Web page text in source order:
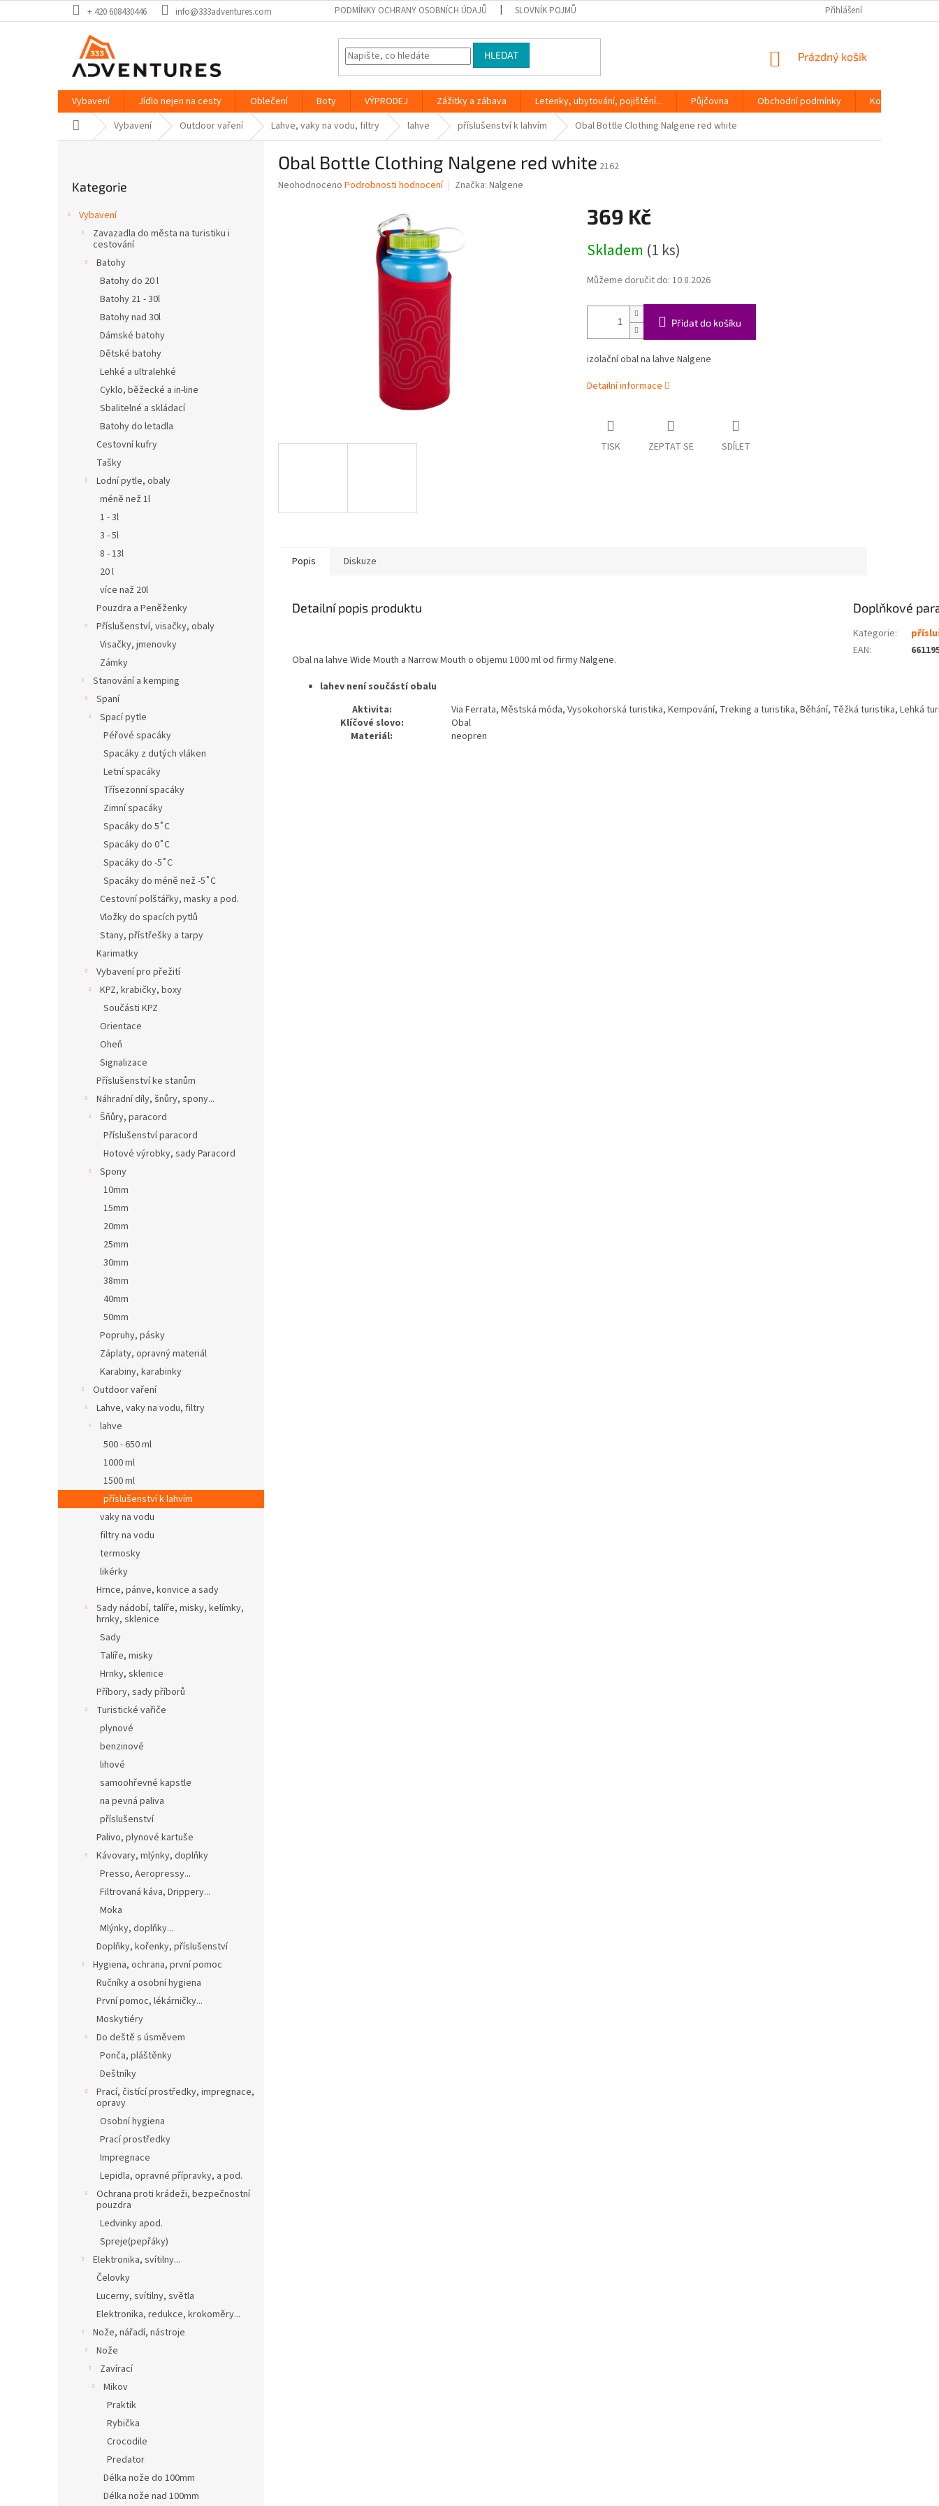
na
+ 420 608430446 info@333adventures.com PODMÍNKY OCHRANY OSOBNÍCH ÚDAJŮ SLOVNÍK POJMŮ Přihlášení
HLEDAT
NÁKUPNÍ
Prázdný košík
Vybavení Jídlo nejen na cesty Oblečení Boty VÝPRODEJ Zážitky a zábava Letenky, ubytování, pojištění... Půjčovna Obchodní podmínky
Kontakty
Domů Vybavení Outdoor vaření Lahve, vaky na vodu, filtry lahve příslušenství k lahvím Obal Bottle Clothing Nalgene red white
kategorie
Kategorie
Vybavení
Zavazadla do města na turistiku i
cestování
Batohy
Batohy do 20 l
Batohy 21 - 30l
Batohy nad 30l
Dámské batohy
Dětské batohy
Lehké a ultralehké
Cyklo, běžecké a in-line
Sbalitelné a skládací
Batohy do letadla
Cestovní kufry
Tašky
Lodní pytle, obaly
méně než 1l
1 - 3l
3 - 5l
8 - 13l
20 l
více naž 20l
Pouzdra a Peněženky
Příslušenství, visačky, obaly
Visačky, jmenovky
Zámky
Stanování a kemping
Spaní
Spací pytle
Péřové spacáky
Spacáky z dutých vláken
Letní spacáky
Třísezonní spacáky
Zimní spacáky
Spacáky do 5˚C
Spacáky do 0˚C
Spacáky do -5˚C
Spacáky do méně než -5˚C
Cestovní polštářky, masky a pod.
Vložky do spacích pytlů
Stany, přístřešky a tarpy
Karimatky
Vybavení pro přežití
KPZ, krabičky, boxy
Součásti KPZ
Orientace
Oheň
Signalizace
Příslušenství ke stanům
Náhradní díly, šnůry, spony...
Šňůry, paracord
Příslušenství paracord
Hotové výrobky, sady Paracord
Spony
10mm
15mm
20mm
25mm
30mm
38mm
40mm
50mm
Popruhy, pásky
Záplaty, opravný materiál
Karabiny, karabinky
Outdoor vaření
Lahve, vaky na vodu, filtry
lahve
500 - 650 ml
1000 ml
1500 ml
příslušenství k lahvím
vaky na vodu
filtry na vodu
termosky
likérky
Hrnce, pánve, konvice a sady
Sady nádobí, talíře, misky, kelímky,
hrnky, sklenice
Sady
Talíře, misky
Hrnky, sklenice
Příbory, sady příborů
Turistické vařiče
plynové
benzinové
lihové
samoohřevné kapstle
na pevná paliva
příslušenství
Palivo, plynové kartuše
Kávovary, mlýnky, doplňky
Presso, Aeropressy...
Filtrovaná káva, Drippery...
Moka
Mlýnky, doplňky...
Doplňky, kořenky, příslušenství
Hygiena, ochrana, první pomoc
Ručníky a osobní hygiena
První pomoc, lékárničky...
Moskytiéry
Do deště s úsměvem
Ponča, pláštěnky
Deštníky
Prací, čistící prostředky, impregnace,
opravy
Osobní hygiena
Prací prostředky
Impregnace
Lepidla, opravné přípravky, a pod.
Ochrana proti krádeži, bezpečnostní
pouzdra
Ledvinky apod.
Spreje(pepřáky)
Elektronika, svítilny...
Čelovky
Lucerny, svítilny, světla
Elektronika, redukce, krokoměry...
Nože, nářadí, nástroje
Nože
Zavírací
Mikov
Praktik
Rybička
Crocodile
Predator
Délka nože do 100mm
Délka nože nad 100mm
Obal Bottle Clothing Nalgene red white 2162
Průměrné
Neohodnoceno Podrobnosti hodnocení Značka: Nalgene
369 Kč
cena:
Skladem (1 ks)
Můžeme doručit do: 10.8.2026
Přidat do košíku
izolační obal na lahve Nalgene
Detailní informace
TISK ZEPTAT SE SDÍLET
Popis Diskuze
Detailní popis produktu
Obal na lahve Wide Mouth a Narrow Mouth o objemu 1000 ml od firmy Nalgene.
lahev není součástí obalu
Aktivita:
Via Ferrata, Městská móda, Vysokohorská turistika, Kempování, Treking a turistika, Běhání, Těžká turistika, Lehká
Klíčové slovo:
Obal
Materiál:
neopren
Doplňkové
Kategorie:
EAN: